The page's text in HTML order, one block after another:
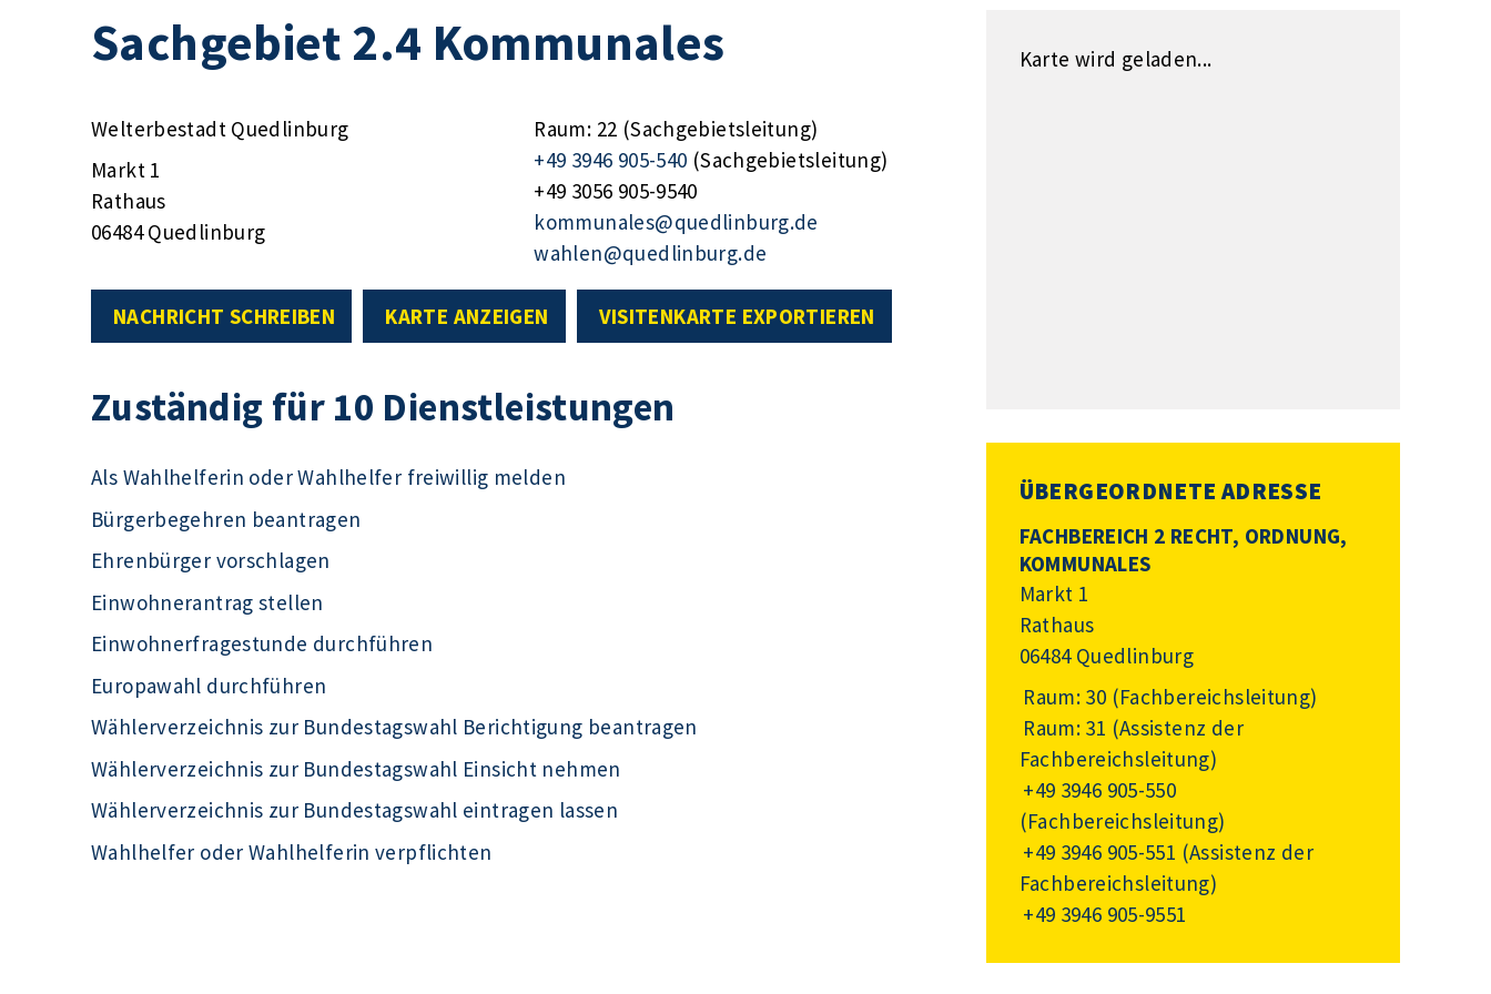
Sachgebiet 2.4 Kommunales
Welterbestadt Quedlinburg
Markt 1
Rathaus
06484 Quedlinburg
Raum: 22 (Sachgebietsleitung)
+49 3946 905-540 (Sachgebietsleitung)
+49 3056 905-9540
kommunales@quedlinburg.de
wahlen@quedlinburg.de
NACHRICHT SCHREIBEN KARTE ANZEIGEN VISITENKARTE EXPORTIEREN
Zuständig für 10 Dienstleistungen
Als Wahlhelferin oder Wahlhelfer freiwillig melden
Bürgerbegehren beantragen
Ehrenbürger vorschlagen
Einwohnerantrag stellen
Einwohnerfragestunde durchführen
Europawahl durchführen
Wählerverzeichnis zur Bundestagswahl Berichtigung beantragen
Wählerverzeichnis zur Bundestagswahl Einsicht nehmen
Wählerverzeichnis zur Bundestagswahl eintragen lassen
Wahlhelfer oder Wahlhelferin verpflichten
Karte wird geladen...
ÜBERGEORDNETE ADRESSE
FACHBEREICH 2 RECHT, ORDNUNG,
KOMMUNALES
Markt 1
Rathaus
06484 Quedlinburg
Raum: 30 (Fachbereichsleitung)
Raum: 31 (Assistenz der
Fachbereichsleitung)
+49 3946 905-550
(Fachbereichsleitung)
+49 3946 905-551 (Assistenz der
Fachbereichsleitung)
+49 3946 905-9551